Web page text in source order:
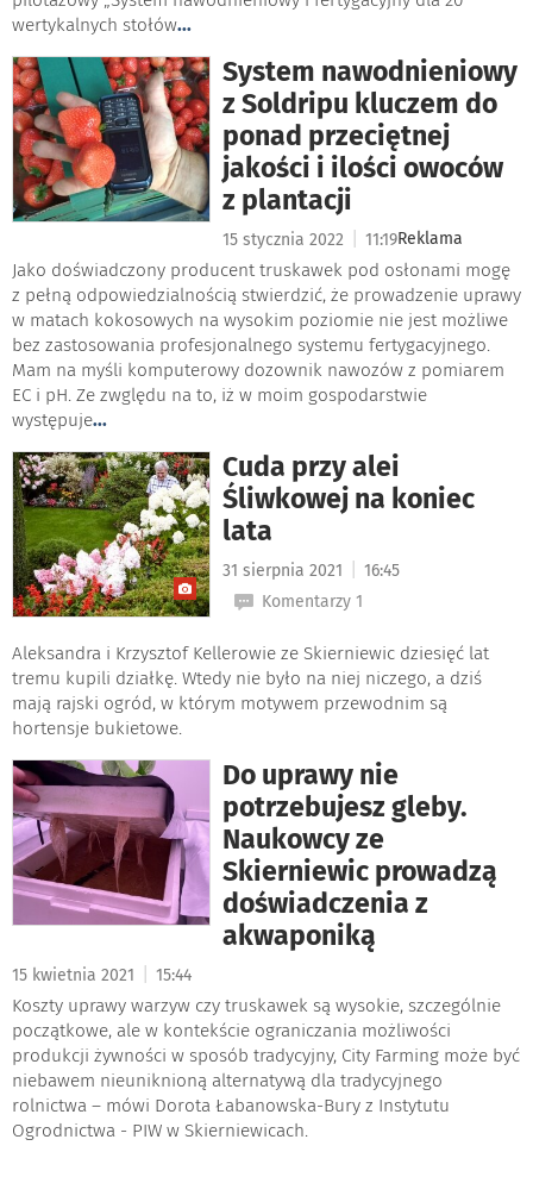
wertykalnych stołów...
System nawodnieniowy
z Soldripu kluczem do
ponad przeciętnej
jakości i ilości owoców
z plantacji
15 stycznia 2022 11:19Reklama
Jako doświadczony producent truskawek pod osłonami mogę
z pełną odpowiedzialnością stwierdzić, że prowadzenie uprawy
w matach kokosowych na wysokim poziomie nie jest możliwe
bez zastosowania profesjonalnego systemu fertygacyjnego.
Mam na myśli komputerowy dozownik nawozów z pomiarem
EC i pH. Ze zwględu na to, iż w moim gospodarstwie
występuje...
Cuda przy alei
Śliwkowej na koniec
lata
31 sierpnia 2021
16:45
Komentarzy 1
Aleksandra i Krzysztof Kellerowie ze Skierniewic dziesięć lat
tremu kupili działkę. Wtedy nie było na niej niczego, a dziś
mają rajski ogród, w którym motywem przewodnim są
hortensje bukietowe.
Do uprawy nie
potrzebujesz gleby.
Naukowcy ze
Skierniewic prowadzą
doświadczenia z
akwaponiką
15 kwietnia 2021 15:44
Koszty uprawy warzyw czy truskawek są wysokie, szczególnie
początkowe, ale w kontekście ograniczania możliwości
produkcji żywności w sposób tradycyjny, City Farming może być
niebawem nieuniknioną alternatywą dla tradycyjnego
rolnictwa – mówi Dorota Łabanowska-Bury z Instytutu
Ogrodnictwa - PIW w Skierniewicach.